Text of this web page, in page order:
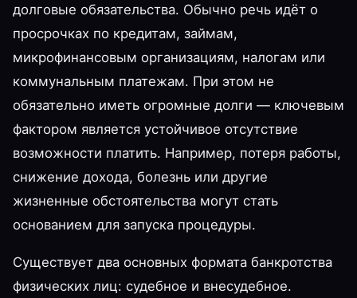
долговые обязательства. Обычно речь идёт о
просрочках по кредитам, займам,
микрофинансовым организациям, налогам или
коммунальным платежам. При этом не
обязательно иметь огромные долги — ключевым
фактором является устойчивое отсутствие
возможности платить. Например, потеря работы,
снижение дохода, болезнь или другие
жизненные обстоятельства могут стать
основанием для запуска процедуры.
Существует два основных формата банкротства
физических лиц: судебное и внесудебное.